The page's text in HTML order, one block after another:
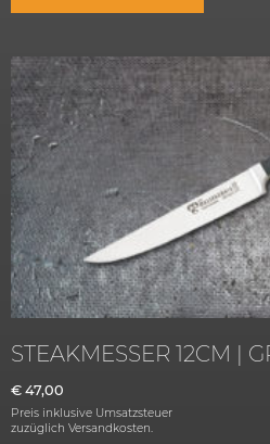
STEAKMESSER 12CM |
€ 47,00
Preis inklusive Umsatzsteuer
zuzüglich Versandkosten.